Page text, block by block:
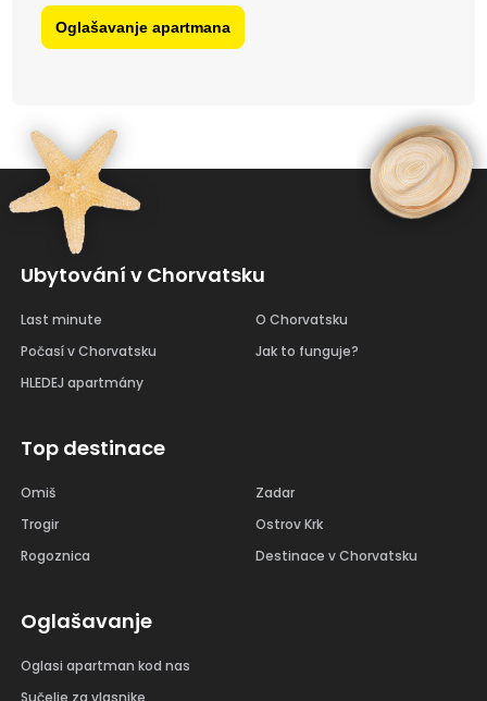
Oglašavanje apartmana
Ubytování v Chorvatsku
Last minute
Počasí v Chorvatsku
HLEDEJ apartmány
O Chorvatsku
Jak to funguje?
Top destinace
Omiš
Trogir
Rogoznica
Zadar
Ostrov Krk
Destinace v Chorvatsku
Oglašavanje
Oglasi apartman kod nas
Sučelje za vlasnike